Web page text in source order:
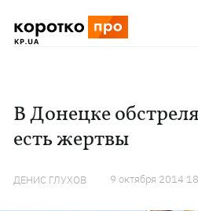
В Донецке
есть жертвы
ДЕНИС ГЛУХОВ 9 октября 2014